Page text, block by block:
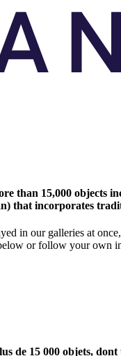
than 15,000
that incorporates
in our galleries at
or follow your own
15 000 objets, dont